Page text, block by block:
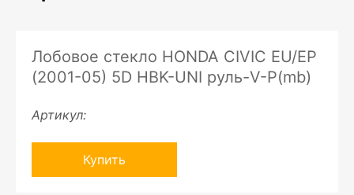
Лобовое стекло HONDA CIVIC EU/EP
(2001-05) 5D HBK-UNI руль-V-P(mb)
Артикул:
Купить